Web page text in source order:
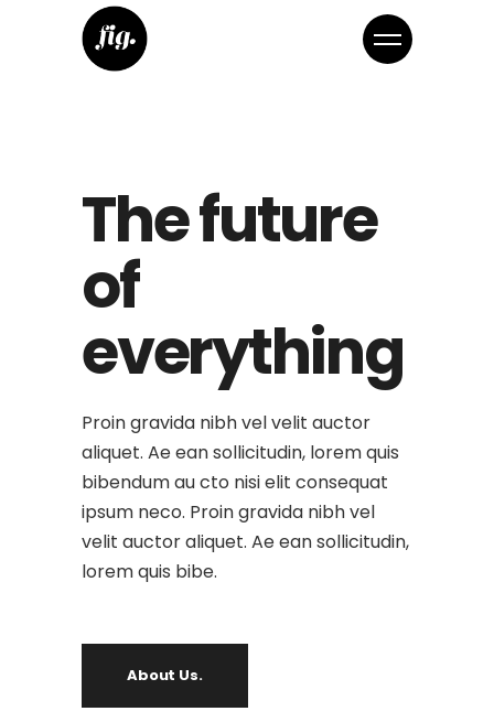
The future
of
everything
Proin gravida nibh vel velit auctor
aliquet. Ae ean sollicitudin, lorem quis
bibendum au cto nisi elit consequat
ipsum neco. Proin gravida nibh vel
velit auctor aliquet. Ae ean sollicitudin,
lorem quis bibe.
About Us.